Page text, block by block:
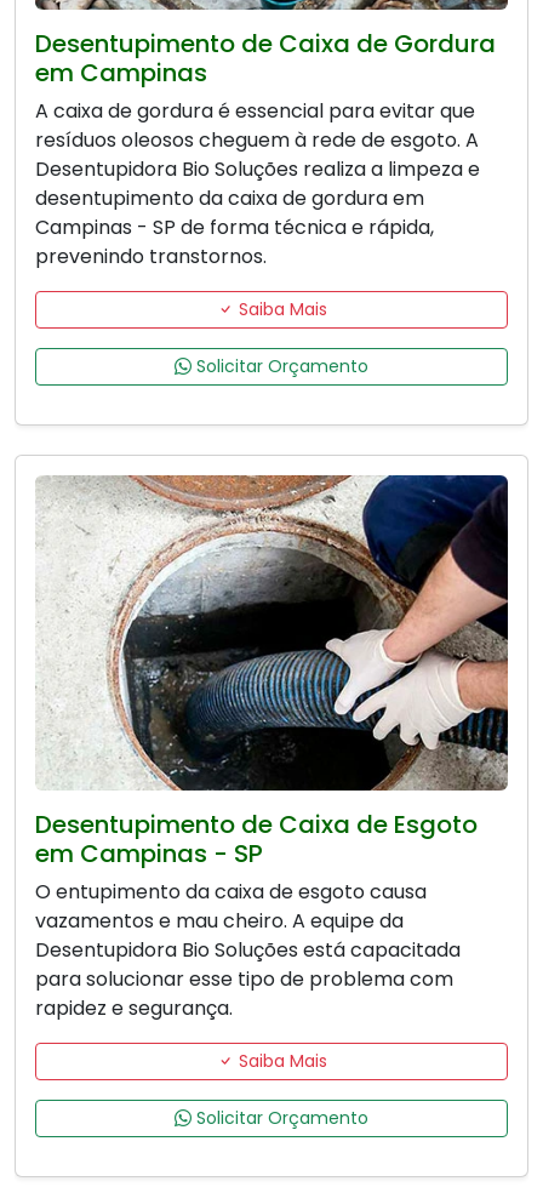
Desentupimento de Caixa de Gordura
em Campinas
A caixa de gordura é essencial para evitar que
resíduos oleosos cheguem à rede de esgoto. A
Desentupidora Bio Soluções realiza a limpeza e
desentupimento da caixa de gordura em
Campinas - SP de forma técnica e rápida,
prevenindo transtornos.
Saiba Mais
Solicitar Orçamento
Desentupimento de Caixa de Esgoto
em Campinas - SP
O entupimento da caixa de esgoto causa
vazamentos e mau cheiro. A equipe da
Desentupidora Bio Soluções está capacitada
para solucionar esse tipo de problema com
rapidez e segurança.
Saiba Mais
Solicitar Orçamento